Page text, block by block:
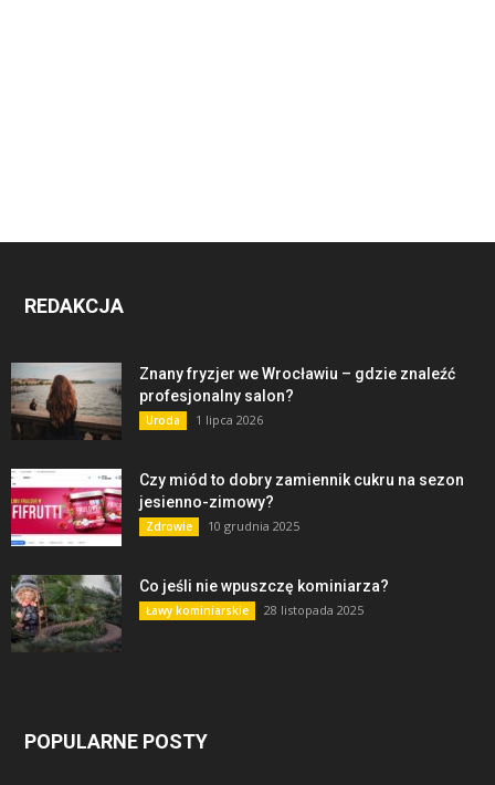
REDAKCJA
Znany fryzjer we Wrocławiu – gdzie znaleźć
profesjonalny salon?
Uroda 1 lipca 2026
Czy miód to dobry zamiennik cukru na sezon
jesienno-zimowy?
Zdrowie 10 grudnia 2025
Co jeśli nie wpuszczę kominiarza?
Ławy kominiarskie 28 listopada 2025
POPULARNE POSTY